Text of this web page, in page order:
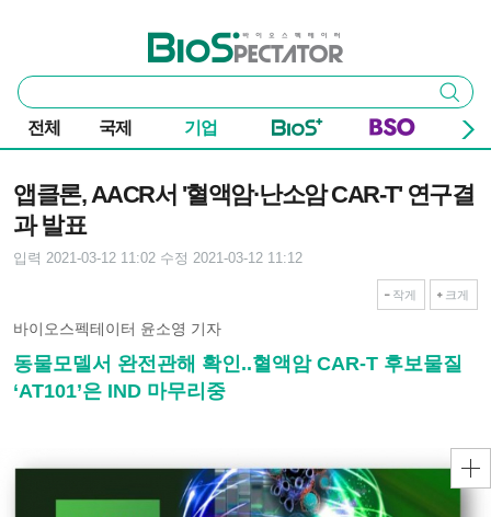
바이오스펙테이터
통
합
검
색
검색
전체 국제 기업
앱클론, AACR서 '혈액암·난소암 CAR-T' 연구결
과 발표
입력 2021-03-12 11:02 수정 2021-03-12 11:12
작게 크게
바이오스펙테이터 윤소영 기자
동물모델서 완전관해 확인..혈액암 CAR-T 후보물질
‘AT101’은 IND 마무리중